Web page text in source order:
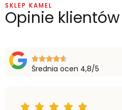
SKLEP KAMEL
Opinie klientów
Średnia ocen 4,8/5